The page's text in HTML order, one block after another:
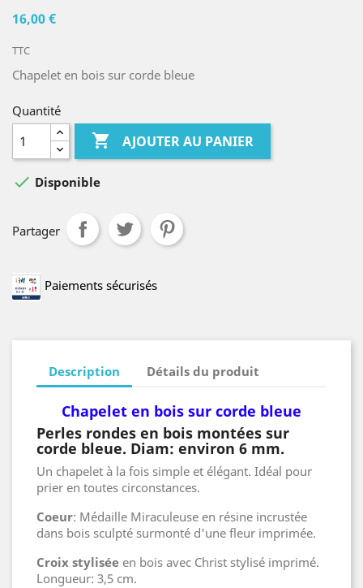
16,00 €
TTC
Chapelet en bois sur corde bleue
Quantité
 AJOUTER AU PANIER
 Disponible
Partager
Paiements sécurisés
Description Détails du produit
Chapelet en bois sur corde bleue
Perles rondes en bois montées sur
corde bleue. Diam: environ 6 mm.
Un chapelet à la fois simple et élégant. Idéal pour
prier en toutes circonstances.
Coeur: Médaille Miraculeuse en résine incrustée
dans bois sculpté surmonté d'une fleur imprimée.
Croix stylisée en bois avec Christ stylisé imprimé.
Longueur: 3,5 cm.